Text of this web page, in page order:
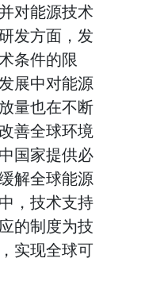
对能源技术
发方面，发
条件的限
展中对能源
量也在不断
善全球环境
国家提供必
解全球能源
，技术支持
的制度为技
实现全球可